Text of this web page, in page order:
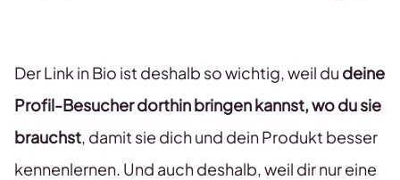
Der Link in Bio ist deshalb so wichtig, weil du deine
Profil-Besucher dorthin bringen kannst, wo du sie
brauchst, damit sie dich und dein Produkt besser
kennenlernen. Und auch deshalb, weil dir nur eine